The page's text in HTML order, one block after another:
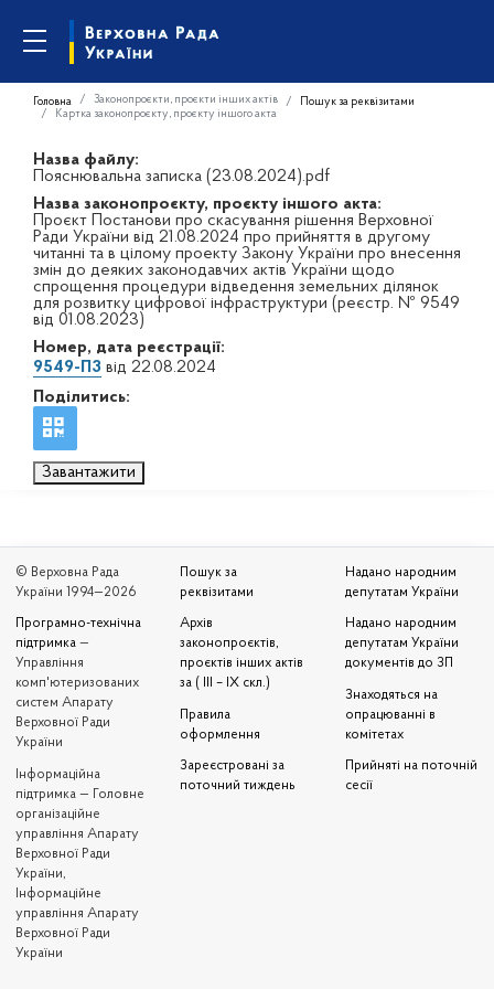
Головна Законопроєкти, проєкти інших актів
Пошук за реквізитами
Картка законопроєкту, проєкту іншого акта
Назва файлу:
Пояснювальна записка (23.08.2024).pdf
Назва законопроєкту, проєкту іншого акта:
Проєкт Постанови про скасування рішення Верховної
Ради України від 21.08.2024 про прийняття в другому
читанні та в цілому проекту Закону України про внесення
змін до деяких законодавчих актів України щодо
спрощення процедури відведення земельних ділянок
для розвитку цифрової інфраструктури (реєстр. № 9549
від 01.08.2023)
Номер, дата реєстрації:
9549-П3 від 22.08.2024
Поділитись:
Завантажити
© Верховна Рада
України 1994—2026
Програмно-технічна
підтримка —
Управління
комп'ютеризованих
систем Апарату
Верховної Ради
України
Iнформаційна
підтримка — Головне
організаційне
управління Апарату
Верховної Ради
України,
Інформаційне
управління Апарату
Верховної Ради
України
Пошук за
реквізитами
Архів
законопроєктів,
проєктів інших актів
за ( III – IX скл.)
Правила
оформлення
Зареєстровані за
поточний тиждень
Надано народним
депутатам України
Надано народним
депутатам України
документів до ЗП
Знаходяться на
опрацюванні в
комітетах
Прийняті на поточній
сесії